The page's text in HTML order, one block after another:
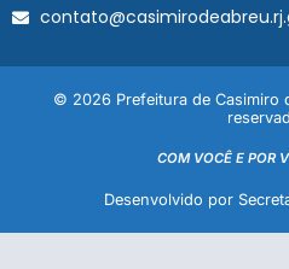
© 2026 Prefeitura de Casimiro
COM VOCÊ E POR
Desenvolvido por